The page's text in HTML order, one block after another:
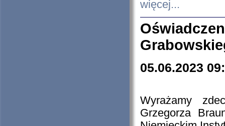
więcej...
05.06.2023
Wyrażamy
Grzegorza